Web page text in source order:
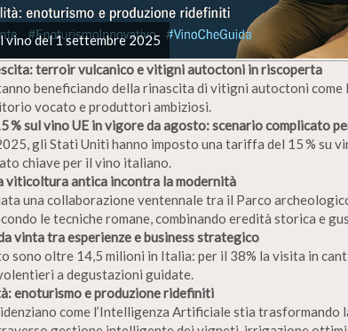
del 1 settembre 2025
terroir vulcanico e vitigni autoctoni in riscoperta
beneficiando della rinascita di vitigni autoctoni come
vocato e produttori ambiziosi.
% sul vino UE in vigore da agosto: scenario complicato
gli Stati Uniti hanno imposto una tariffa del 15 % su
chiave per il vino italiano.
viticoltura antica incontra la modernità
una collaborazione ventennale tra il Parco
le tecniche romane, combinando eredità storica e
vinta tra esperienze e business strategico
sono oltre 14,5 milioni in Italia: per il 38% la visita in
a degustazioni guidate.
enoturismo e produzione ridefiniti
come l’Intelligenza Artificiale stia trasformando